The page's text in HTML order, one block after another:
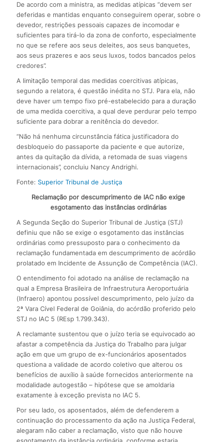
De acordo com a ministra, as medidas atípicas “devem ser
deferidas e mantidas enquanto conseguirem operar, sobre o
devedor, restrições pessoais capazes de incomodar e
suficientes para tirá-lo da zona de conforto, especialmente
no que se refere aos seus deleites, aos seus banquetes,
aos seus prazeres e aos seus luxos, todos bancados pelos
credores”.
A limitação temporal das medidas coercitivas atípicas,
segundo a relatora, é questão inédita no STJ. Para ela, não
deve haver um tempo fixo pré-estabelecido para a duração
de uma medida coercitiva, a qual deve perdurar pelo tempo
suficiente para dobrar a renitência do devedor.
“Não há nenhuma circunstância fática justificadora do
desbloqueio do passaporte da paciente e que autorize,
antes da quitação da dívida, a retomada de suas viagens
internacionais”, concluiu Nancy Andrighi.
Fonte: Superior Tribunal de Justiça
Reclamação por descumprimento de IAC não exige
esgotamento das instâncias ordinárias
A Segunda Seção do Superior Tribunal de Justiça (STJ)
definiu que não se exige o esgotamento das instâncias
ordinárias como pressuposto para o conhecimento da
reclamação fundamentada em descumprimento de acórdão
prolatado em Incidente de Assunção de Competência (IAC).
O entendimento foi adotado na análise de reclamação na
qual a Empresa Brasileira de Infraestrutura Aeroportuária
(Infraero) apontou possível descumprimento, pelo juízo da
2ª Vara Cível Federal de Goiânia, do acórdão proferido pelo
STJ no IAC 5 (REsp 1.799.343).
A reclamante sustentou que o juízo teria se equivocado ao
afastar a competência da Justiça do Trabalho para julgar
ação em que um grupo de ex-funcionários aposentados
questiona a validade de acordo coletivo que alterou os
benefícios de auxílio à saúde fornecidos anteriormente na
modalidade autogestão – hipótese que se amoldaria
exatamente à exceção prevista no IAC 5.
Por seu lado, os aposentados, além de defenderem a
continuação do processamento da ação na Justiça Federal,
alegaram não caber a reclamação, visto que não houve